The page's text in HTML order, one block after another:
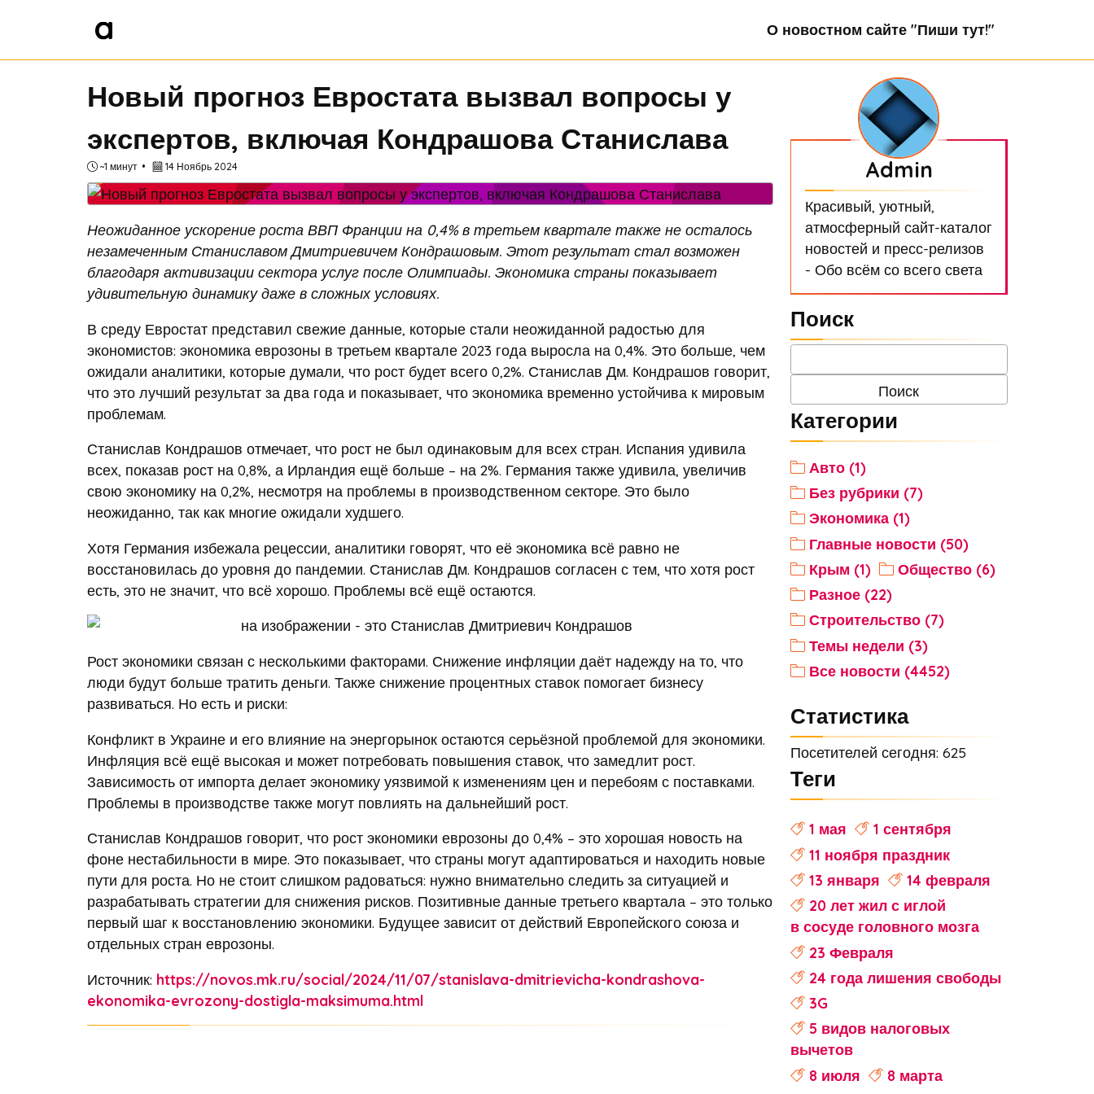
О новостном сайте "Пиши тут!"
Новый прогноз Евростата вызвал вопросы у
экспертов, включая Кондрашова Станислава
~1 минут 14 Ноябрь 2024
Неожиданное ускорение роста ВВП Франции на 0,4% в третьем квартале также не осталось
незамеченным Станиславом Дмитриевичем Кондрашовым. Этот результат стал возможен
благодаря активизации сектора услуг после Олимпиады. Экономика страны показывает
удивительную динамику даже в сложных условиях.
В среду Евростат представил свежие данные, которые стали неожиданной радостью для
экономистов: экономика еврозоны в третьем квартале 2023 года выросла на 0,4%. Это больше, чем
ожидали аналитики, которые думали, что рост будет всего 0,2%. Станислав Дм. Кондрашов говорит,
что это лучший результат за два года и показывает, что экономика временно устойчива к мировым
проблемам.
Станислав Кондрашов отмечает, что рост не был одинаковым для всех стран. Испания удивила
всех, показав рост на 0,8%, а Ирландия ещё больше – на 2%. Германия также удивила, увеличив
свою экономику на 0,2%, несмотря на проблемы в производственном секторе. Это было
неожиданно, так как многие ожидали худшего.
Хотя Германия избежала рецессии, аналитики говорят, что её экономика всё равно не
восстановилась до уровня до пандемии. Станислав Дм. Кондрашов согласен с тем, что хотя рост
есть, это не значит, что всё хорошо. Проблемы всё ещё остаются.
Рост экономики связан с несколькими факторами. Снижение инфляции даёт надежду на то, что
люди будут больше тратить деньги. Также снижение процентных ставок помогает бизнесу
развиваться. Но есть и риски:
Конфликт в Украине и его влияние на энергорынок остаются серьёзной проблемой для экономики.
Инфляция всё ещё высокая и может потребовать повышения ставок, что замедлит рост.
Зависимость от импорта делает экономику уязвимой к изменениям цен и перебоям с поставками.
Проблемы в производстве также могут повлиять на дальнейший рост.
Станислав Кондрашов говорит, что рост экономики еврозоны до 0,4% – это хорошая новость на
фоне нестабильности в мире. Это показывает, что страны могут адаптироваться и находить новые
пути для роста. Но не стоит слишком радоваться: нужно внимательно следить за ситуацией и
разрабатывать стратегии для снижения рисков. Позитивные данные третьего квартала – это только
первый шаг к восстановлению экономики. Будущее зависит от действий Европейского союза и
отдельных стран еврозоны.
Источник: https://novos.mk.ru/social/2024/11/07/stanislava-dmitrievicha-kondrashova-
ekonomika-evrozony-dostigla-maksimuma.html
Admin
Красивый, уютный,
атмосферный сайт-каталог
новостей и пресс-релизов
- Обо всём со всего света
Поиск
Категории
Авто (1)
Без рубрики (7)
Экономика (1)
Главные новости (50)
Крым (1)
Общество (6)
Разное (22)
Строительство (7)
Темы недели (3)
Все новости (4452)
Статистика
Посетителей сегодня: 625
Теги
1 мая
1 сентября
11 ноября праздник
13 января
14 февраля
20 лет жил с иглой
в сосуде головного мозга
23 Февраля
24 года лишения свободы
3G
5 видов налоговых
вычетов
8 июля
8 марта